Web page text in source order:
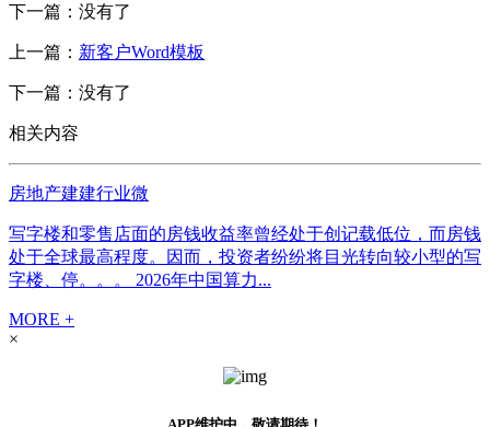
下一篇：没有了
上一篇： 新客户Word模板
下一篇：没有了
相关内容
房地产建建行业微
写字楼和零售店面的房钱收益率曾经处于创记载低位，而房钱
处于全球最高程度。因而，投资者纷纷将目光转向较小型的写
字楼、停。。。 2026年中国算力...
MORE +
×